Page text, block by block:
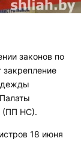
законов по
закрепление
(ПП НС).
18 июня